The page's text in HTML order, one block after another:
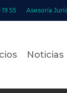
55 Asesoría
Noticias